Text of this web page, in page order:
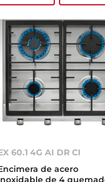
60.1 4G AI DR CI
de acero